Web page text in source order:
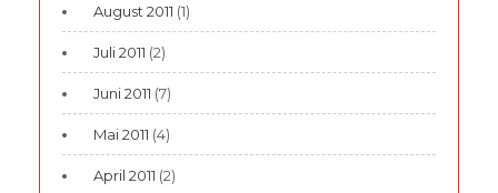
August 2011 (1)
Juli 2011 (2)
Juni 2011 (7)
Mai 2011 (4)
April 2011 (2)